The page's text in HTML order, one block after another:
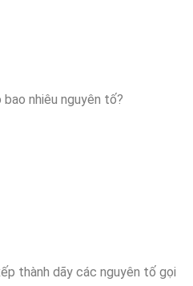
nhiêu nguyên tố?
thành dãy các nguyên tố gọi